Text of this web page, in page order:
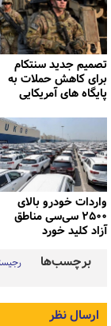
تصمیم جدید سنتکام
برای کاهش حملات به
پایگاه های آمریکایی
واردات خودرو بالای
۲۵۰۰ سی‌سی مناطق
آزاد کلید خورد
برچسب‌ها
ارسال نظر